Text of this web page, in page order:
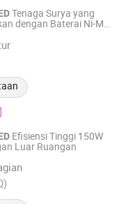
Tenaga Surya yang
dengan Baterai Ni-MH
2026
Efisiensi Tinggi 150W
Luar Ruangan
Co., Ltd.
mulai 2023